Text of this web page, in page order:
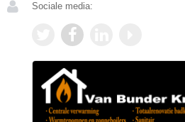
Sociale media: